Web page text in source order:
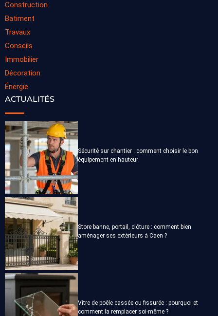
Construction
Batiment
Travaux
Conseils
Immobilier
Décoration
Énergie
ACTUALITÉS
Sécurité sur chantier : comment choisir le bon
équipement en hauteur
Store banne, portail, clôture : comment bien
aménager ses extérieurs à Caen ?
Vitre de poêle cassée ou fissurée : pourquoi et
comment la remplacer soi-même ?